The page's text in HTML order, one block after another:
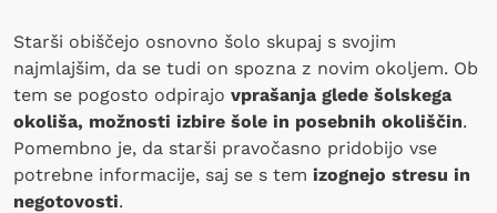
Starši obiščejo osnovno šolo skupaj s svojim
najmlajšim, da se tudi on spozna z novim okoljem. Ob
tem se pogosto odpirajo vprašanja glede šolskega
okoliša, možnosti izbire šole in posebnih okoliščin.
Pomembno je, da starši pravočasno pridobijo vse
potrebne informacije, saj se s tem izognejo stresu in
negotovosti.